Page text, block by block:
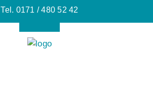
Tel. 0171 / 480 52 42